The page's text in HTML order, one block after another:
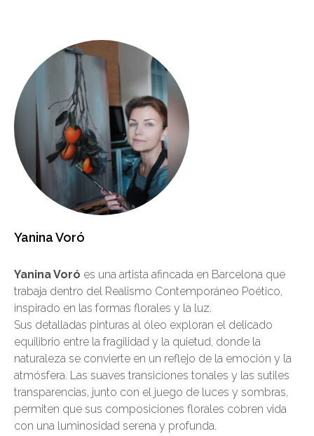
Yanina Voró
Yanina Voró es una artista afincada en Barcelona que
trabaja dentro del Realismo Contemporáneo Poético,
inspirado en las formas florales y la luz.
Sus detalladas pinturas al óleo exploran el delicado
equilibrio entre la fragilidad y la quietud, donde la
naturaleza se convierte en un reflejo de la emoción y la
atmósfera. Las suaves transiciones tonales y las sutiles
transparencias, junto con el juego de luces y sombras,
permiten que sus composiciones florales cobren vida
con una luminosidad serena y profunda.